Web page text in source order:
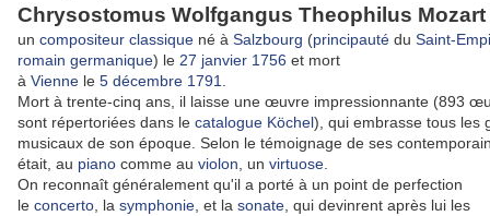
Chrysostomus Wolfgangus Theophilus Mozart
un compositeur classique né à Salzbourg (principauté du Saint-
romain germanique) le 27 janvier 1756 et mort
à Vienne le 5 décembre 1791
Mort à trente-cinq ans, il laisse une œuvre impressionnante (893
sont répertoriées dans le catalogue Köchel), qui embrasse tous les
musicaux de son époque. Selon le témoignage de ses
était, au piano comme au violon , un virtuose
On reconnaît généralement qu'il a porté à un point de perfection
le concerto , la symphonie , et la sonate , qui devinrent après lui les